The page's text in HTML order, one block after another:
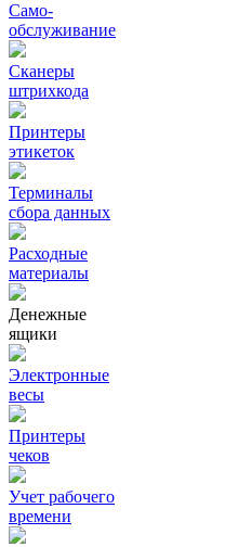
Само-
обслуживание
Сканеры
штрихкода
Принтеры
этикеток
Терминалы
сбора данных
Расходные
материалы
Денежные
ящики
Электронные
весы
Принтеры
чеков
Учет рабочего
времени